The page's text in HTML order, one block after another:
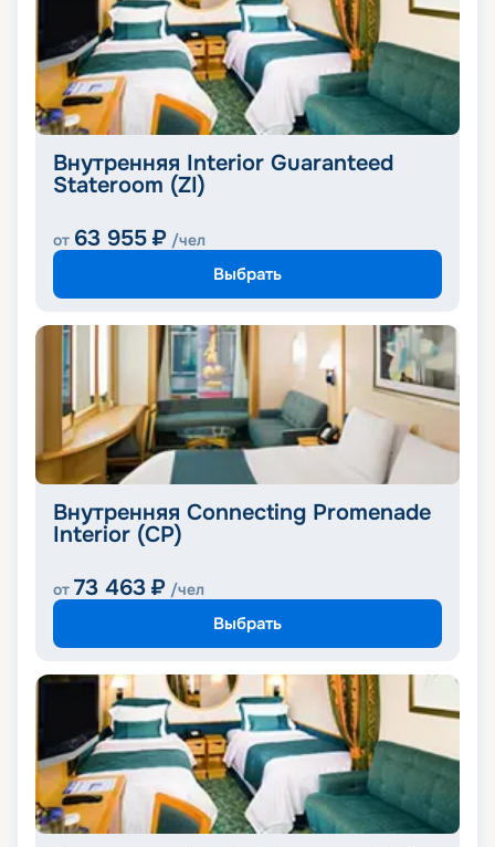
Внутренняя Interior Guaranteed
Stateroom (ZI)
от 63 955 ₽ /чел
Выбрать
Внутренняя Connecting Promenade
Interior (CP)
от 73 463 ₽ /чел
Выбрать